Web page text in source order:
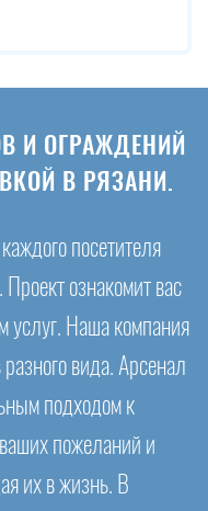
И ОГРАЖДЕНИЙ
В РЯЗАНИ.
посетителя
ознакомит вас
услуг. Наша компания
вида. Арсенал
подходом к
пожеланий и
их в жизнь. В